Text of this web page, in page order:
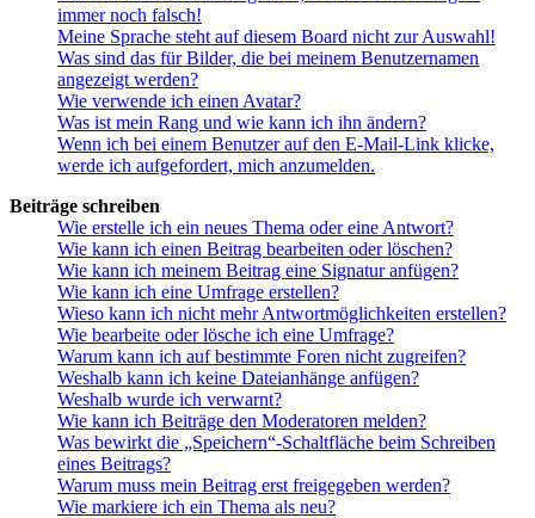
immer noch falsch!
Meine Sprache steht auf diesem Board nicht zur Auswahl!
Was sind das für Bilder, die bei meinem Benutzernamen
angezeigt werden?
Wie verwende ich einen Avatar?
Was ist mein Rang und wie kann ich ihn ändern?
Wenn ich bei einem Benutzer auf den E-Mail-Link klicke,
werde ich aufgefordert, mich anzumelden.
Beiträge schreiben
Wie erstelle ich ein neues Thema oder eine Antwort?
Wie kann ich einen Beitrag bearbeiten oder löschen?
Wie kann ich meinem Beitrag eine Signatur anfügen?
Wie kann ich eine Umfrage erstellen?
Wieso kann ich nicht mehr Antwortmöglichkeiten erstellen?
Wie bearbeite oder lösche ich eine Umfrage?
Warum kann ich auf bestimmte Foren nicht zugreifen?
Weshalb kann ich keine Dateianhänge anfügen?
Weshalb wurde ich verwarnt?
Wie kann ich Beiträge den Moderatoren melden?
Was bewirkt die „Speichern“-Schaltfläche beim Schreiben
eines Beitrags?
Warum muss mein Beitrag erst freigegeben werden?
Wie markiere ich ein Thema als neu?